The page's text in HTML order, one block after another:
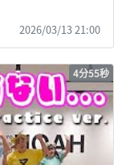
2026/03/13 21:00
4分55秒